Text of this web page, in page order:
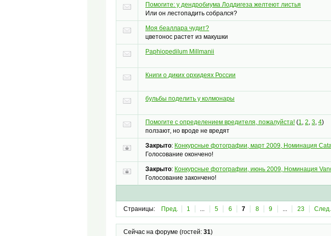
Помогите: у дендробиума Лоддигеза желтеют листья
Или он лестопадить собрался?
Моя беаллара чудит?
цветонос растет из макушки
Paphiopedilum Millmanii
Книги о диких орхидеях России
бульбы поделить у колмонары
Помогите с определением вредителя, пожалуйста! (1, 2, 3, 4)
ползают, но вроде не вредят
Закрыто: Конкурсные фотографии, март 2009, Номинация
Голосование окончено!
Закрыто: Конкурсные фотографии, июнь 2009, Номинация
Голосование закончено!
Страницы: Пред. 1 ... 5 6 7 8 9 ... 23 След.
Сейчас на форуме (гостей: 31)